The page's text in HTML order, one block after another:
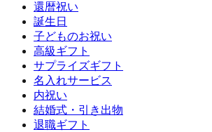
還暦祝い
誕生日
子どものお祝い
高級ギフト
サプライズギフト
名入れサービス
内祝い
結婚式・引き出物
退職ギフト